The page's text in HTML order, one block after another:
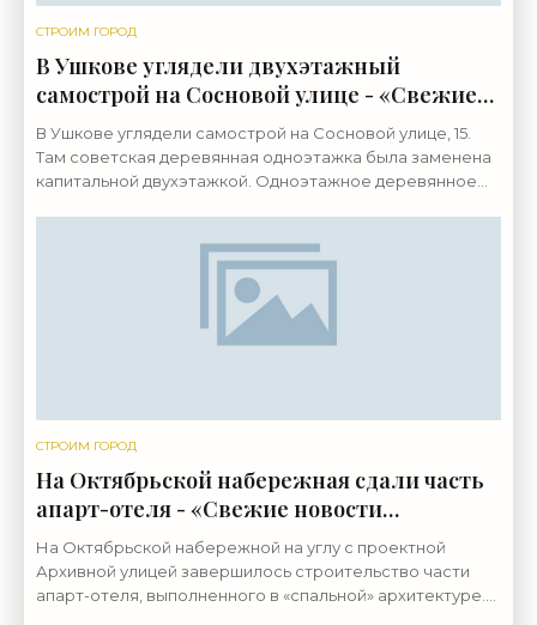
СТРОИМ ГОРОД
В Ушкове углядели двухэтажный
самострой на Сосновой улице - «Свежие
новости строительства»
В Ушкове углядели самострой на Сосновой улице, 15.
Там советская деревянная одноэтажка была заменена
капитальной двухэтажкой. Одноэтажное деревянное
СТРОИМ ГОРОД
На Октябрьской набережная сдали часть
апарт-отеля - «Свежие новости
строительства»
На Октябрьской набережной на углу с проектной
Архивной улицей завершилось строительство части
апарт-отеля, выполненного в «спальной» архитектуре.